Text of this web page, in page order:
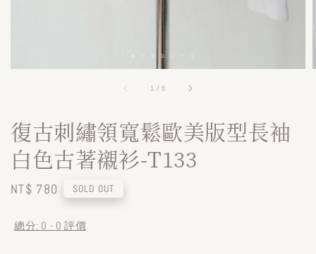
1 /5
復古刺繡領寬鬆歐美版型長袖
白色古著襯衫-T133
Regular
NT$ 780 SOLD OUT
總分: 0 - 0 評價